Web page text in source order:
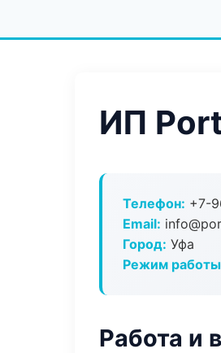
ИП
Телефон: +7-
Email:
Город: Уфа
Режим
Работа и